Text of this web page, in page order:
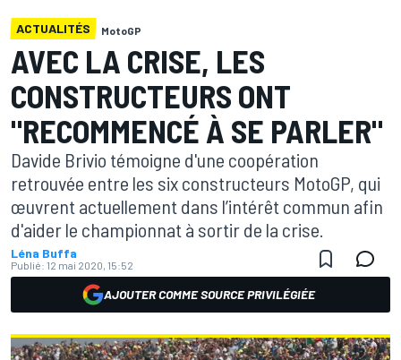
ACTUALITÉS MotoGP
AVEC LA CRISE, LES
CONSTRUCTEURS ONT
"RECOMMENCÉ À SE PARLER"
Davide Brivio témoigne d'une coopération
retrouvée entre les six constructeurs MotoGP, qui
œuvrent actuellement dans l’intérêt commun afin
d'aider le championnat à sortir de la crise.
Léna Buffa
Publié: 12 mai 2020, 15:52
AJOUTER COMME SOURCE PRIVILÉGIÉE